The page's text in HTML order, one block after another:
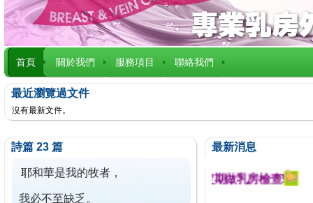
首頁 關於我們 服務項目 聯絡我們
最近瀏覽過文件
沒有最新文件。
詩篇 23 篇
耶和華是我的牧者，
我必不至缺乏。
最新消息
迄今已篩檢出1700位乳癌患者,提醒您定期做乳房檢查!